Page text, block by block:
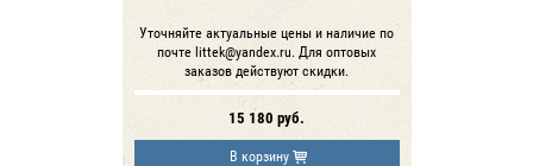
Уточняйте актуальные цены и наличие по
почте littek@yandex.ru. Для оптовых
заказов действуют скидки.
15 180 руб.
В корзину